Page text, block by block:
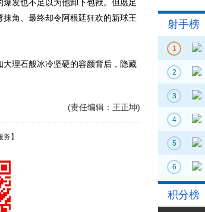
发也不足以为他卸下包袱。但愿足
角、最终却令阿根廷狂欢的新球王
理石般冰冷坚硬的容颜背后，隐藏
(责任编辑：王正坤)
】
射手榜
1
2
3
4
5
6
积分榜